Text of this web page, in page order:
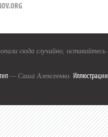
сюда случайно,
— Саша Алексеенко. Иллюстрации